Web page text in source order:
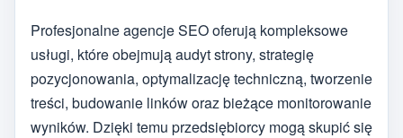
Profesjonalne agencje SEO oferują kompleksowe
usługi, które obejmują audyt strony, strategię
pozycjonowania, optymalizację techniczną, tworzenie
treści, budowanie linków oraz bieżące monitorowanie
wyników. Dzięki temu przedsiębiorcy mogą skupić się